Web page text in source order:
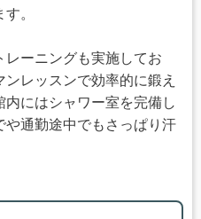
。
レーニングも実施してお
レッスンで効率的に鍛え
にはシャワー室を完備し
や通勤途中でもさっぱり汗